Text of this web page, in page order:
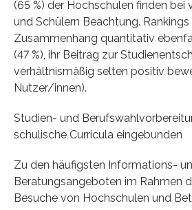
(65 %) der Hochschulen finden bei
und Schülern Beachtung.
Zusammenhang quantitativ
(47 %), ihr Beitrag zur
verhältnismäßig selten positiv
Nutzer/innen).
Studien- und
schulische Curricula eingebunden
Zu den häufigsten Informations-
Beratungsangeboten im Rahmen
Besuche von Hochschulen und